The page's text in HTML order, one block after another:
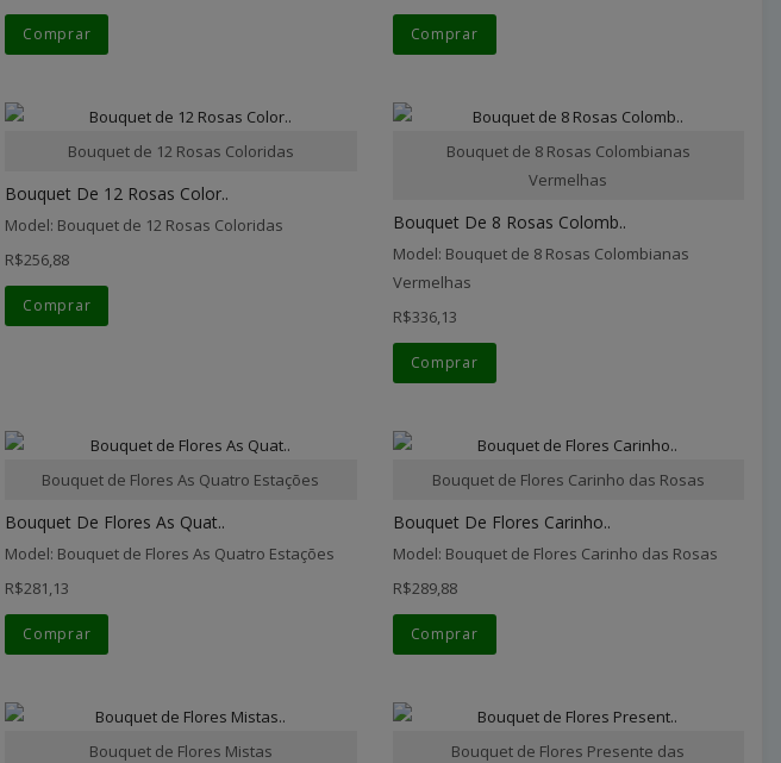
Comprar Comprar
Bouquet de 12 Rosas Coloridas
Bouquet De 12 Rosas Color..
Model: Bouquet de 12 Rosas Coloridas
R$256,88
Comprar
Bouquet de 8 Rosas Colombianas
Vermelhas
Bouquet De 8 Rosas Colomb..
Model: Bouquet de 8 Rosas Colombianas
Vermelhas
R$336,13
Comprar
Bouquet de Flores As Quatro Estações
Bouquet De Flores As Quat..
Model: Bouquet de Flores As Quatro Estações
R$281,13
Comprar
Bouquet de Flores Carinho das Rosas
Bouquet De Flores Carinho..
Model: Bouquet de Flores Carinho das Rosas
R$289,88
Comprar
Bouquet de Flores Mistas
Bouquet de Flores Presente das